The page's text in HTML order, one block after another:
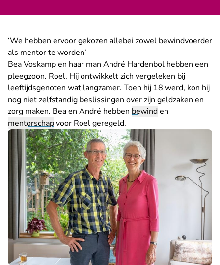
‘We hebben ervoor gekozen allebei zowel bewindvoerder
als mentor te worden’
Bea Voskamp en haar man André Hardenbol hebben een
pleegzoon, Roel. Hij ontwikkelt zich vergeleken bij
leeftijdsgenoten wat langzamer. Toen hij 18 werd, kon hij
nog niet zelfstandig beslissingen over zijn geldzaken en
zorg maken. Bea en André hebben bewinden
mentorschapvoor Roel geregeld.